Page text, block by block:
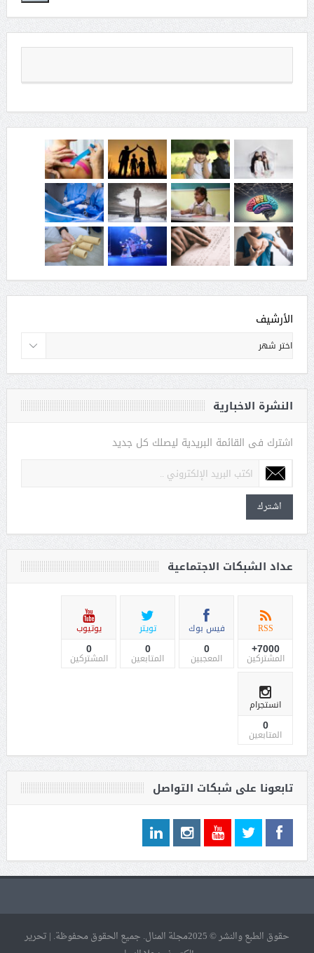
الأرشيف
النشرة الاخبارية
اشترك فى القائمة البريدية ليصلك كل جديد
اشترك
عداد الشبكات الاجتماعية
RSS
7000+
المشتركين
فيس بوك
0
المعجبين
تويتر
0
المتابعين
يوتيوب
0
المشتركين
انستجرام
0
المتابعين
تابعونا على شبكات التواصل
حقوق الطبع والنشر © 2025مجلة المنال. جميع الحقوق محفوظة. | تحرير